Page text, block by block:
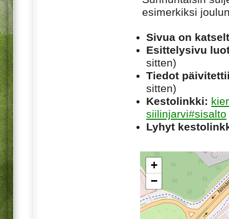
esimerkiksi
Sivua on
Esittelysivu
sitten)
Tiedot
sitten)
Kestolinkki:
siilinjarvi#sisalto
Lyhyt
+
−